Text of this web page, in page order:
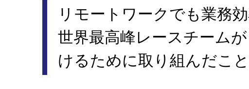
リモートワークでも業務
世界最高峰レースチーム
けるために取り組んだこと